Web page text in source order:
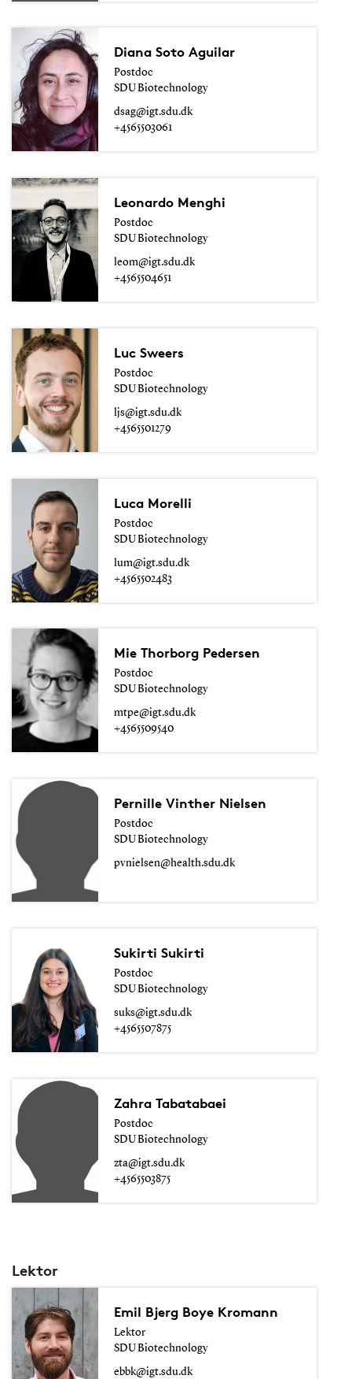
Diana Soto Aguilar
Postdoc
SDU Biotechnology
dsag@igt.sdu.dk
+4565503061
Leonardo Menghi
Postdoc
SDU Biotechnology
leom@igt.sdu.dk
+4565504651
Luc Sweers
Postdoc
SDU Biotechnology
ljs@igt.sdu.dk
+4565501279
Luca Morelli
Postdoc
SDU Biotechnology
lum@igt.sdu.dk
+4565502483
Mie Thorborg Pedersen
Postdoc
SDU Biotechnology
mtpe@igt.sdu.dk
+4565509540
Pernille Vinther Nielsen
Postdoc
SDU Biotechnology
pvnielsen@health.sdu.dk
Sukirti Sukirti
Postdoc
SDU Biotechnology
suks@igt.sdu.dk
+4565507875
Zahra Tabatabaei
Postdoc
SDU Biotechnology
zta@igt.sdu.dk
+4565503875
Lektor
Emil Bjerg Boye Kromann
Lektor
SDU Biotechnology
ebbk@igt.sdu.dk